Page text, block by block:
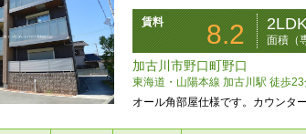
賃料 8.2 面積（
加古川市野口町野口
東海道・山陽本線 加古川駅 徒歩
オール角部屋仕様です。カウンタ